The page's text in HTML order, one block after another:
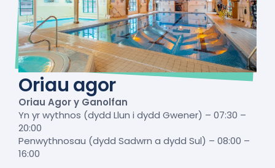
Oriau agor
Oriau Agor y Ganolfan
Yn yr wythnos (dydd Llun i dydd Gwener) – 07:30 –
20:00
Penwythnosau (dydd Sadwrn a dydd Sul) – 08:00 –
16:00